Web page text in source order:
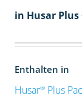
in Husar Plus
Enthalten in
Husar®Plus